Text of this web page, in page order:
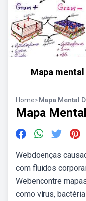
Mapa
Home>Mapa Mental
Mapa
Webdoenças
com fluidos
Webencontre
como vírus,